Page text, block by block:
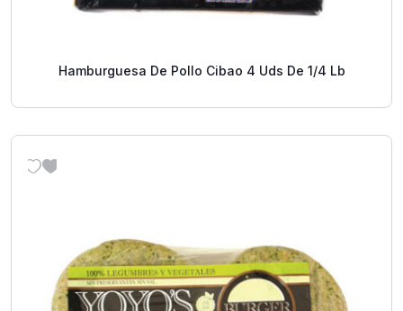
Hamburguesa De Pollo Cibao 4 Uds De 1/4 Lb